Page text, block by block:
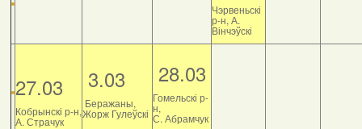
Чэрвеньскі
р-н, А.
Вінчэўскі
27.03
Кобрынскі р-н,
А. Страчук
3.03
Беражаны,
Жорж Гулеўскі
28.03
Гомельскі р-
н,
С. Абрамчук